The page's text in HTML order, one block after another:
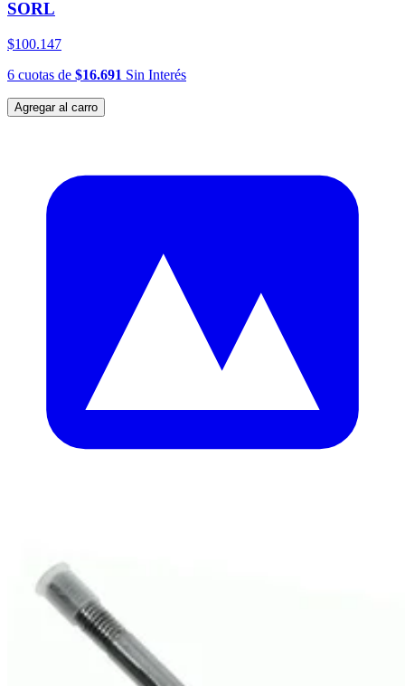
SORL
$100.147
6 cuotas de $16.691 Sin Interés
Agregar al carro